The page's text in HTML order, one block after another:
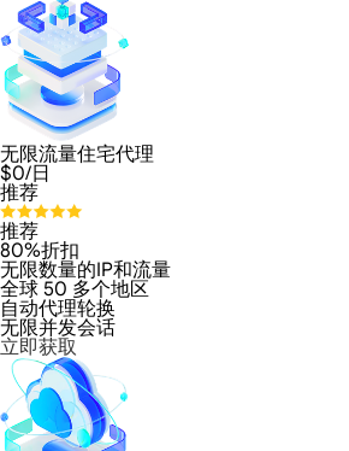
无限流量住宅代理
$0/日
推荐
推荐
80%折扣
无限数量的IP和流量
全球 50 多个地区
自动代理轮换
无限并发会话
立即获取